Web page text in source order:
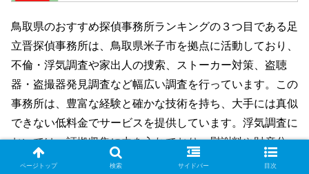
鳥取県のおすすめ探偵事務所ランキングの３つ目である足
立晋探偵事務所は、鳥取県米子市を拠点に活動しており、
不倫・浮気調査や家出人の捜索、ストーカー対策、盗聴
器・盗撮器発見調査など幅広い調査を行っています。この
事務所は、豊富な経験と確かな技術を持ち、大手には真似
できない低料金でサービスを提供しています。浮気調査に
おいては、証拠収集に力を入れており、慰謝料や財産分
与、親権などの問題を抱える依頼者に対して法的に通用す
ページトップ 検索 サイドバー 目次